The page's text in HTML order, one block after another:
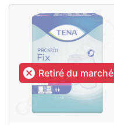
 Retiré du marché